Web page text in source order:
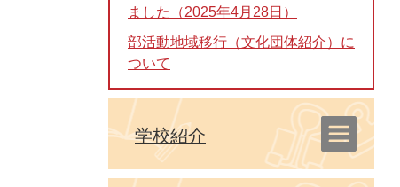
ました（2025年4月28日）
部活動地域移行（文化団体紹介）に
ついて
学校紹介